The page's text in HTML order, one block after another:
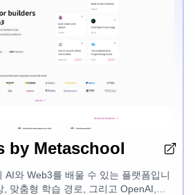
by Metaschool
AI와 Web3를 배울 수 있는 플랫폼입니
맞춤형 학습 경로, 그리고 OpenAI,